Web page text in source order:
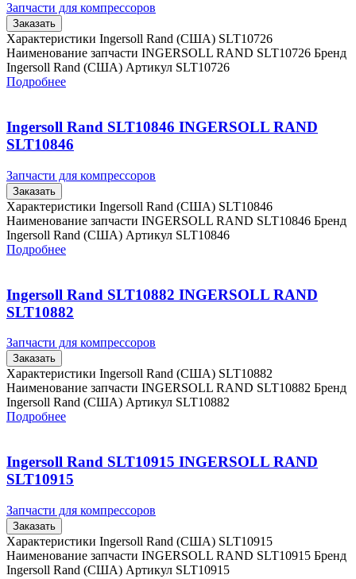
Запчасти для компрессоров
Заказать
Характеристики Ingersoll Rand (США) SLT10726
Наименование запчасти INGERSOLL RAND SLT10726 Бренд
Ingersoll Rand (США) Артикул SLT10726
Подробнее
Ingersoll Rand SLT10846 INGERSOLL RAND
SLT10846
Запчасти для компрессоров
Заказать
Характеристики Ingersoll Rand (США) SLT10846
Наименование запчасти INGERSOLL RAND SLT10846 Бренд
Ingersoll Rand (США) Артикул SLT10846
Подробнее
Ingersoll Rand SLT10882 INGERSOLL RAND
SLT10882
Запчасти для компрессоров
Заказать
Характеристики Ingersoll Rand (США) SLT10882
Наименование запчасти INGERSOLL RAND SLT10882 Бренд
Ingersoll Rand (США) Артикул SLT10882
Подробнее
Ingersoll Rand SLT10915 INGERSOLL RAND
SLT10915
Запчасти для компрессоров
Заказать
Характеристики Ingersoll Rand (США) SLT10915
Наименование запчасти INGERSOLL RAND SLT10915 Бренд
Ingersoll Rand (США) Артикул SLT10915